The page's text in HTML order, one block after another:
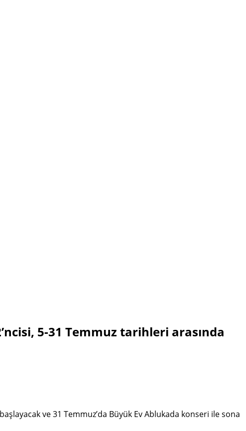
5-31 Temmuz tarihleri arasında
ve 31 Temmuz’da Büyük Ev Ablukada konseri ile sona